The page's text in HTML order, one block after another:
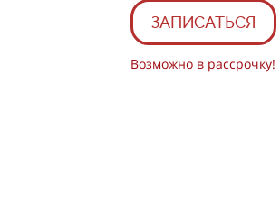
ЗАПИСАТЬСЯ
Возможно в рассрочку!